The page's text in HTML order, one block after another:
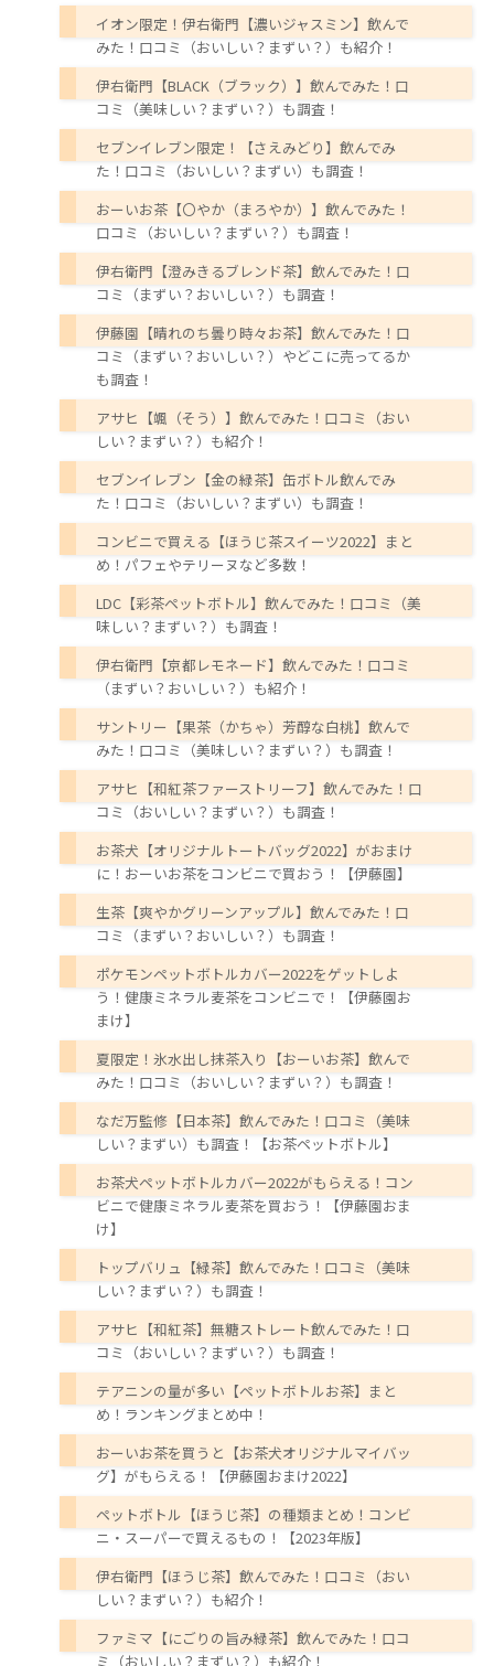
イオン限定！伊右衛門【濃いジャスミン】飲んで
みた！口コミ（おいしい？まずい？）も紹介！
伊右衛門【BLACK（ブラック）】飲んでみた！口
コミ（美味しい？まずい？）も調査！
セブンイレブン限定！【さえみどり】飲んでみ
た！口コミ（おいしい？まずい）も調査！
おーいお茶【〇やか（まろやか）】飲んでみた！
口コミ（おいしい？まずい？）も調査！
伊右衛門【澄みきるブレンド茶】飲んでみた！口
コミ（まずい？おいしい？）も調査！
伊藤園【晴れのち曇り時々お茶】飲んでみた！口
コミ（まずい？おいしい？）やどこに売ってるか
も調査！
アサヒ【颯（そう）】飲んでみた！口コミ（おい
しい？まずい？）も紹介！
セブンイレブン【金の緑茶】缶ボトル飲んでみ
た！口コミ（おいしい？まずい）も調査！
コンビニで買える【ほうじ茶スイーツ2022】まと
め！パフェやテリーヌなど多数！
LDC【彩茶ペットボトル】飲んでみた！口コミ（美
味しい？まずい？）も調査！
伊右衛門【京都レモネード】飲んでみた！口コミ
（まずい？おいしい？）も紹介！
サントリー【果茶（かちゃ）芳醇な白桃】飲んで
みた！口コミ（美味しい？まずい？）も調査！
アサヒ【和紅茶ファーストリーフ】飲んでみた！口
コミ（おいしい？まずい？）も調査！
お茶犬【オリジナルトートバッグ2022】がおまけ
に！おーいお茶をコンビニで買おう！【伊藤園】
生茶【爽やかグリーンアップル】飲んでみた！口
コミ（まずい？おいしい？）も調査！
ポケモンペットボトルカバー2022をゲットしよ
う！健康ミネラル麦茶をコンビニで！【伊藤園お
まけ】
夏限定！氷水出し抹茶入り【おーいお茶】飲んで
みた！口コミ（おいしい？まずい？）も調査！
なだ万監修【日本茶】飲んでみた！口コミ（美味
しい？まずい）も調査！【お茶ペットボトル】
お茶犬ペットボトルカバー2022がもらえる！コン
ビニで健康ミネラル麦茶を買おう！【伊藤園おま
け】
トップバリュ【緑茶】飲んでみた！口コミ（美味
しい？まずい？）も調査！
アサヒ【和紅茶】無糖ストレート飲んでみた！口
コミ（おいしい？まずい？）も調査！
テアニンの量が多い【ペットボトルお茶】まと
め！ランキングまとめ中！
おーいお茶を買うと【お茶犬オリジナルマイバッ
グ】がもらえる！【伊藤園おまけ2022】
ペットボトル【ほうじ茶】の種類まとめ！コンビ
ニ・スーパーで買えるもの！【2023年版】
伊右衛門【ほうじ茶】飲んでみた！口コミ（おい
しい？まずい？）も紹介！
ファミマ【にごりの旨み緑茶】飲んでみた！口コ
ミ（おいしい？まずい？）も紹介！